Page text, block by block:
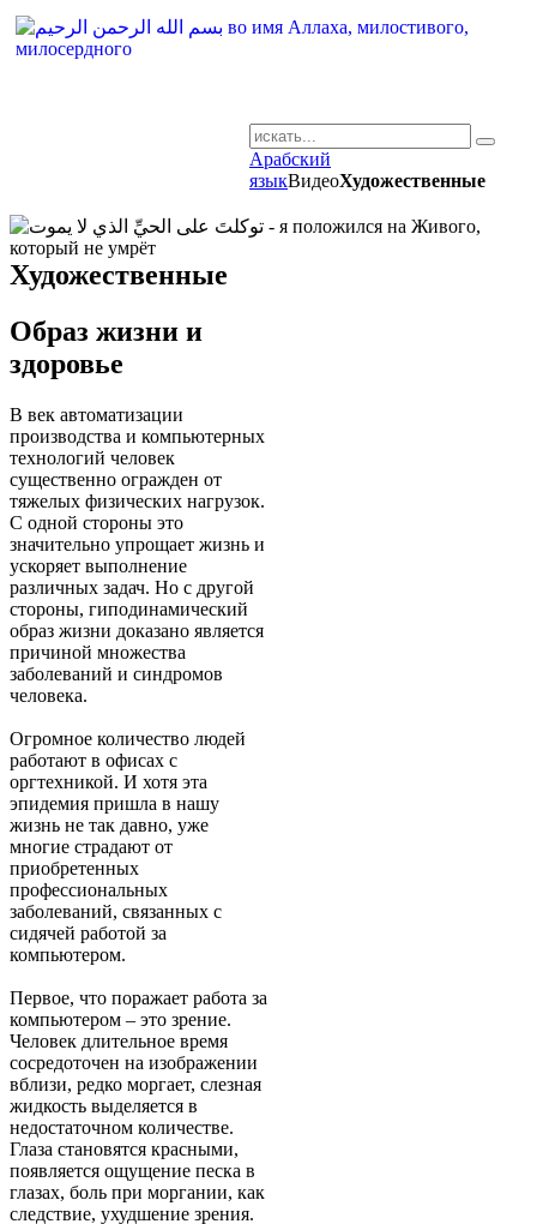
Арабский
языкВидеоХудожественные
Художественные
Образ жизни и
здоровье
В век автоматизации
производства и компьютерных
технологий человек
существенно огражден от
тяжелых физических нагрузок.
С одной стороны это
значительно упрощает жизнь и
ускоряет выполнение
различных задач. Но с другой
стороны, гиподинамический
образ жизни доказано является
причиной множества
заболеваний и синдромов
человека.
Огромное количество людей
работают в офисах с
оргтехникой. И хотя эта
эпидемия пришла в нашу
жизнь не так давно, уже
многие страдают от
приобретенных
профессиональных
заболеваний, связанных с
сидячей работой за
компьютером.
Первое, что поражает работа за
компьютером – это зрение.
Человек длительное время
сосредоточен на изображении
вблизи, редко моргает, слезная
жидкость выделяется в
недостаточном количестве.
Глаза становятся красными,
появляется ощущение песка в
глазах, боль при моргании, как
следствие, ухудшение зрения.